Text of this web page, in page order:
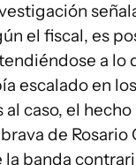
el fiscal, es
a lo
escalado en
caso, el
de
banda